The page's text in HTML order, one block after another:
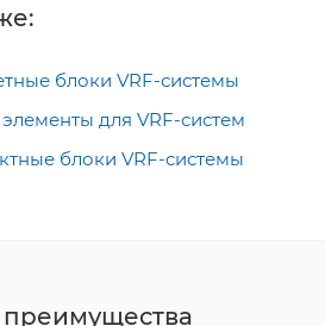
блоки VRF-системы
для VRF-систем
блоки VRF-системы